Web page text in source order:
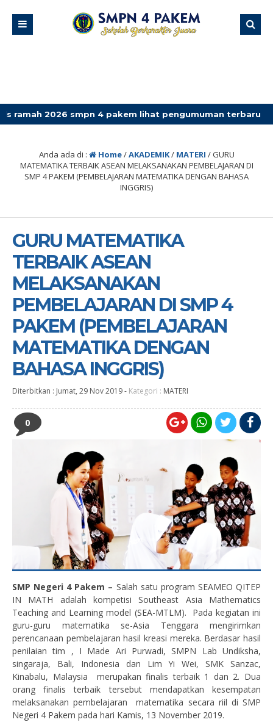
4 pakem lihat pengumuman terbaru
Anda ada di : Home/AKADEMIK/ MATERI /GURU
MATEMATIKA TERBAIK ASEAN MELAKSANAKAN PEMBELAJARAN DI
SMP 4 PAKEM (PEMBELAJARAN MATEMATIKA DENGAN BAHASA
INGGRIS)
GURU MATEMATIKA
TERBAIK ASEAN
MELAKSANAKAN
PEMBELAJARAN DI SMP 4
PAKEM (PEMBELAJARAN
MATEMATIKA DENGAN
BAHASA INGGRIS)
Diterbitkan : Jumat, 29 Nov 2019- Kategori : MATERI
0
SMP Negeri 4 Pakem – Salah satu program SEAMEO QITEP
IN MATH adalah kompetisi Southeast Asia Mathematics
Teaching and Learning model (SEA-MTLM). Pada kegiatan ini
guru-guru matematika se-Asia Tenggara mengirimkan
perencanaan pembelajaran hasil kreasi mereka. Berdasar hasil
penilaian tim , I Made Ari Purwadi, SMPN Lab Undiksha,
singaraja, Bali, Indonesia dan Lim Yi Wei, SMK Sanzac,
Kinabalu, Malaysia merupakan finalis terbaik 1 dan 2. Dua
orang finalis terbaik tersebut mendapatkan kesempatan
melaksanakan pembelajaran matematika secara riil di SMP
Negeri 4 Pakem pada hari Kamis, 13 November 2019.